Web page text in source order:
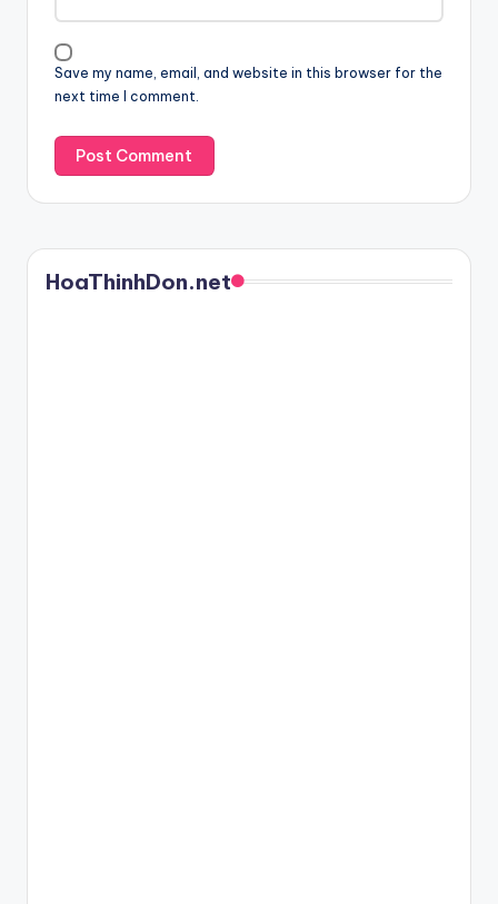
Save my name, email, and website in this browser for the
next time I comment.
HoaThinhDon.net